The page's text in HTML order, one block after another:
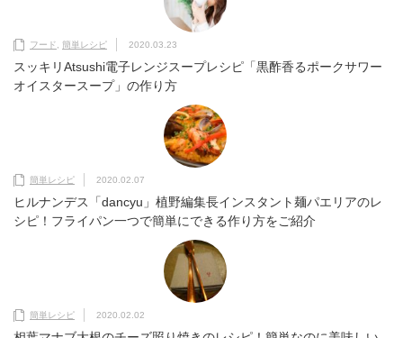
フード 簡単レシピ 2020.03.23
スッキリAtsushi電子レンジスープレシピ「黒酢香るポークサワー
オイスタースープ」の作り方
簡単レシピ 2020.02.07
ヒルナンデス「dancyu」植野編集長インスタント麺パエリアのレ
シピ！フライパン一つで簡単にできる作り方をご紹介
簡単レシピ 2020.02.02